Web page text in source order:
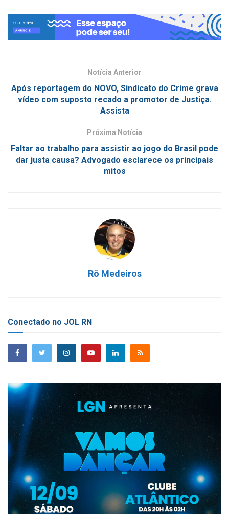
Notícia Anterior
Após reportagem do NOVO, Sindicato do Crime grava
vídeo com suposto recado a promotor de Justiça.
Assista
Próxima Notícia
Faltar ao trabalho para assistir ao jogo do Brasil pode
dar justa causa? Advogado esclarece os principais
mitos
Rô Medeiros
Conectado no JOL RN